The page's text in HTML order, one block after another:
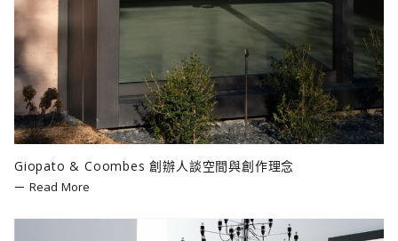
Giopato & Coombes 創辦人談空間與創作理念
Read More